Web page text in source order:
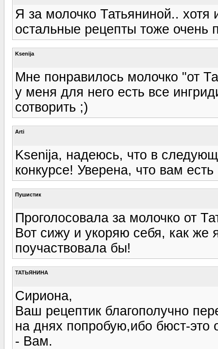
Я за молочко Татьяниной..
остальные рецепты тоже очень
Ksenija
Мне понравилось молочко "от
у меня для него есть все
сотворить ;)
Arti
Ksenija, надеюсь, что в
конкурсе! Уверена, что вам
Пушистик
Проголосовала за молочко от
Вот сижу и укоряю себя, как же
поучаствовала бы!
ТАТЬЯНИНА
Сириона,
Ваш рецептик благополучно
на днях попробую,ибо бюст-это
- Вам.